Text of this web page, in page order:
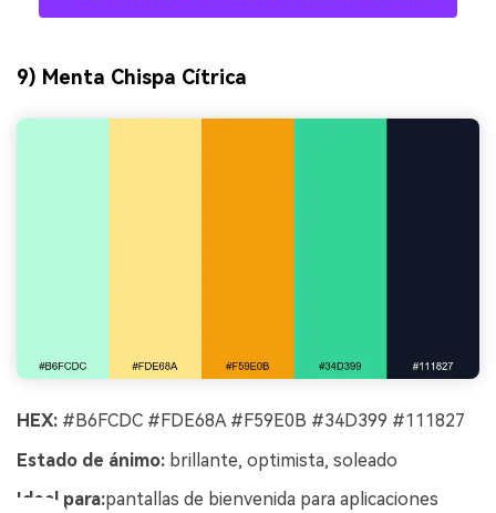
9) Menta Chispa Cítrica
HEX: #B6FCDC #FDE68A #F59E0B #34D399 #111827
Estado de ánimo: brillante, optimista, soleado
Ideal para:pantallas de bienvenida para aplicaciones